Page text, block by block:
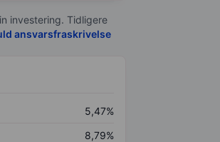
investering. Tidligere
ansvarsfraskrivelse
5,47%
8,79%